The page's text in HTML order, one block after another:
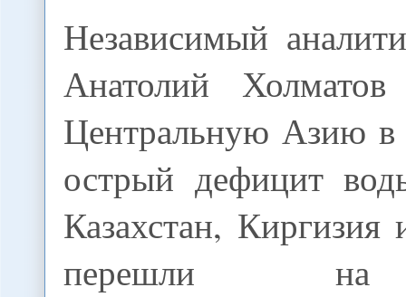
Независимый
Анатолий
Центральную Азию
острый дефицит
Казахстан,
перешли на